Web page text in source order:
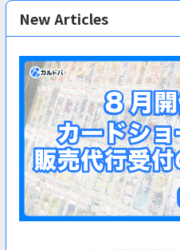
New Articles